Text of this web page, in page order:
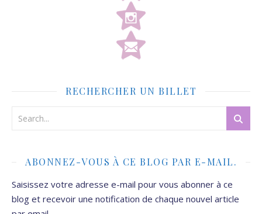
RECHERCHER UN BILLET
ABONNEZ-VOUS À CE BLOG PAR E-MAIL.
Saisissez votre adresse e-mail pour vous abonner à ce
blog et recevoir une notification de chaque nouvel article